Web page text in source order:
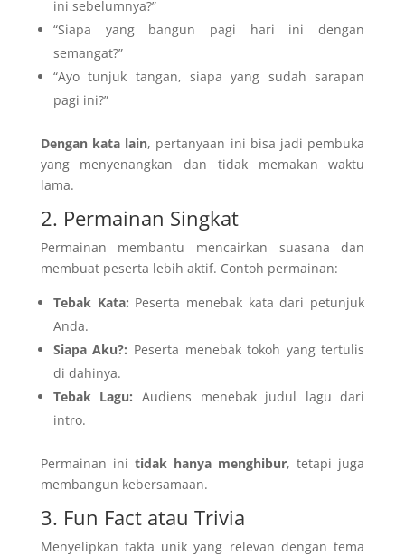
ini sebelumnya?”
“Siapa yang bangun pagi hari ini dengan
semangat?”
“Ayo tunjuk tangan, siapa yang sudah sarapan
pagi ini?”
Dengan kata lain, pertanyaan ini bisa jadi pembuka
yang menyenangkan dan tidak memakan waktu
lama.
2. Permainan Singkat
Permainan membantu mencairkan suasana dan
membuat peserta lebih aktif. Contoh permainan:
Tebak Kata: Peserta menebak kata dari petunjuk
Anda.
Siapa Aku?: Peserta menebak tokoh yang tertulis
di dahinya.
Tebak Lagu: Audiens menebak judul lagu dari
intro.
Permainan ini tidak hanya menghibur, tetapi juga
membangun kebersamaan.
3. Fun Fact atau Trivia
Menyelipkan fakta unik yang relevan dengan tema